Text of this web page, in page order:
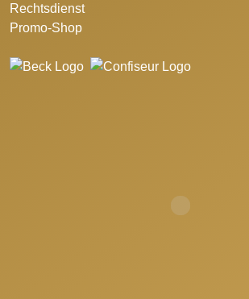
Rechtsdienst
Promo-Shop